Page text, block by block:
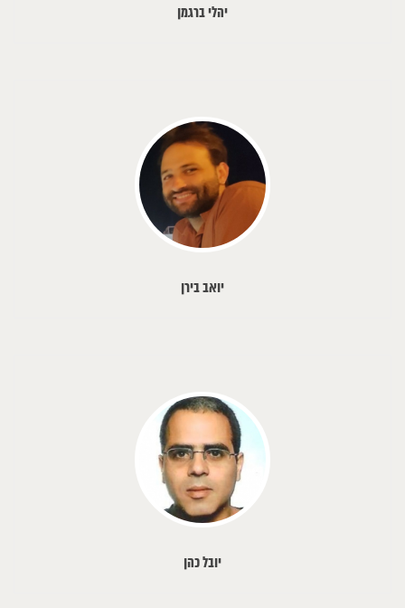
יהלי ברגמן
יואב בירן
יובל כהן